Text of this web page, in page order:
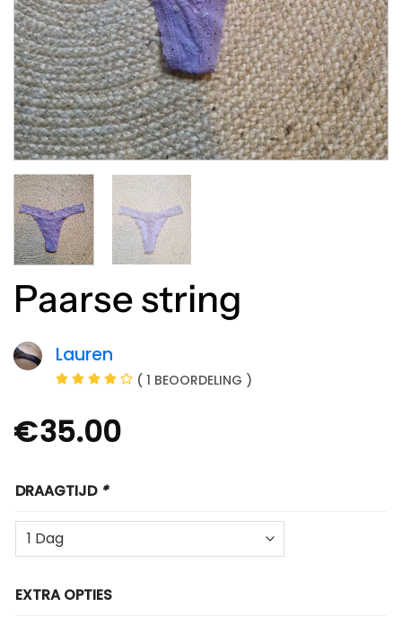
Paarse string
Lauren
( 1 BEOORDELING )
€35.00
DRAAGTIJD *
EXTRA OPTIES